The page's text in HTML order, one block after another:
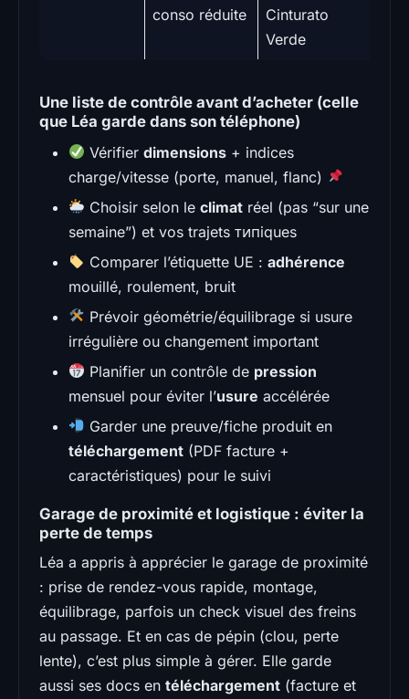
conso réduite
Cinturato
Verde
Une liste de contrôle avant d’acheter (celle
que Léa garde dans son téléphone)
Vérifierdimensions + indices
charge/vitesse (porte, manuel, flanc)
Choisir selon leclimat réel (pas “sur une
semaine”) et vos trajets типiques
Comparer l’étiquette UE :adhérence
mouillé, roulement, bruit
Prévoir géométrie/équilibrage si usure
irrégulière ou changement important
Planifier un contrôle de pression
mensuel pour éviter l’usure accélérée
Garder une preuve/fiche produit en
téléchargement (PDF facture +
caractéristiques) pour le suivi
Garage de proximité et logistique : éviter la
perte de temps
Léa a appris à apprécier le garage de proximité
: prise de rendez-vous rapide, montage,
équilibrage, parfois un check visuel des freins
au passage. Et en cas de pépin (clou, perte
lente), c’est plus simple à gérer. Elle garde
aussi ses docs en téléchargement (facture et